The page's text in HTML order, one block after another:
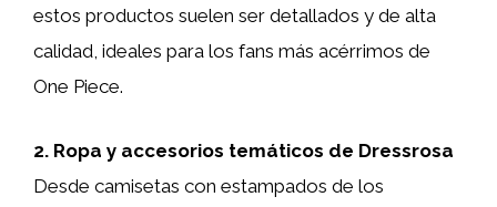
estos productos suelen ser detallados y de alta
calidad, ideales para los fans más acérrimos de
One Piece.
2. Ropa y accesorios temáticos de Dressrosa
Desde camisetas con estampados de los